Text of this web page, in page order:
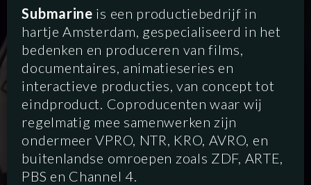
Submarine is een productiebedrijf in
hartje Amsterdam, gespecialiseerd in het
bedenken en produceren van films,
documentaires, animatieseries en
interactieve producties, van concept tot
eindproduct. Coproducenten waar wij
regelmatig mee samenwerken zijn
ondermeer VPRO, NTR, KRO, AVRO, en
buitenlandse omroepen zoals ZDF, ARTE,
PBS en Channel 4.